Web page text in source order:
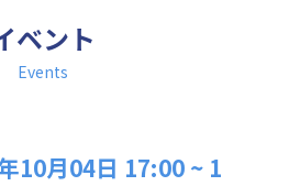
ベント
Events
10月04日 17:00 ~ 1